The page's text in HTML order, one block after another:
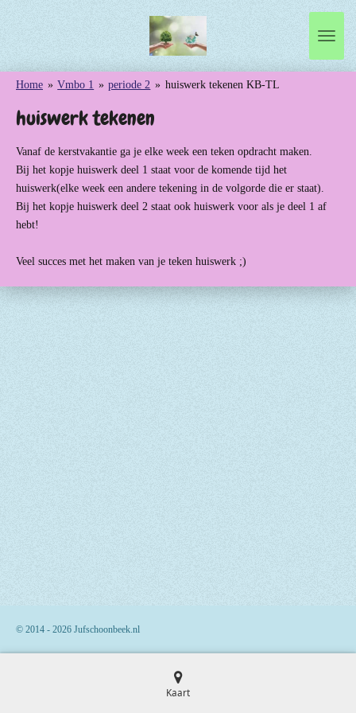
de
hoofdinhoud
Home » Vmbo 1 » periode 2 » huiswerk tekenen KB-TL
huiswerk tekenen
Vanaf de kerstvakantie ga je elke week een teken opdracht maken.
Bij het kopje huiswerk deel 1 staat voor de komende tijd het
huiswerk(elke week een andere tekening in de volgorde die er staat).
Bij het kopje huiswerk deel 2 staat ook huiswerk voor als je deel 1 af
hebt!
Veel succes met het maken van je teken huiswerk ;)
© 2014 - 2026 Jufschoonbeek.nl
Kaart